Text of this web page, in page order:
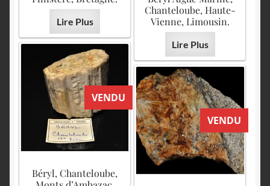
Lire Plus
Chanteloube, Haute-
Vienne, Limousin.
Lire Plus
VENDU
Béryl, Chanteloube,
VENDU